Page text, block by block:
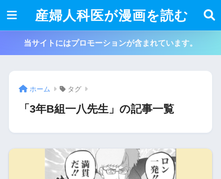
産婦人科医が漫画を読む
当サイトにはプロモーションが含まれています。
ホーム タグ
「3年B組一八先生」の記事一覧